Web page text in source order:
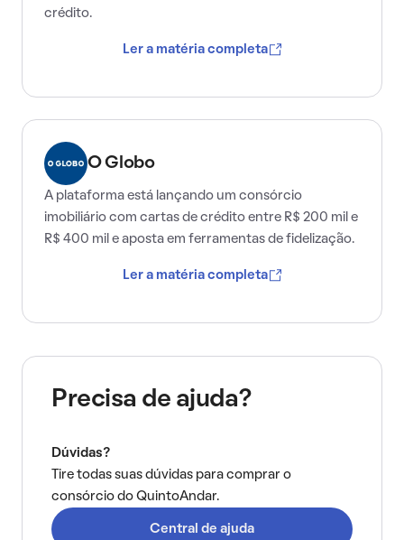
crédito.
Ler a matéria completa
O Globo
A plataforma está lançando um consórcio
imobiliário com cartas de crédito entre R$ 200 mil e
R$ 400 mil e aposta em ferramentas de fidelização.
Ler a matéria completa
Precisa de ajuda?
Dúvidas?
Tire todas suas dúvidas para comprar o
consórcio do QuintoAndar.
Central de ajuda